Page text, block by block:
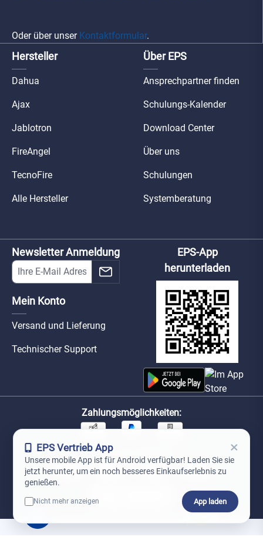
Oder über unser Kontaktformular.
Hersteller
Dahua
Ajax
Jablotron
FireAngel
TecnoFire
Alle Hersteller
Über EPS
Ansprechpartner finden
Schulungs-Kalender
Download Center
Über uns
Schulungen
Systemberatung
Newsletter Anmeldung
Mein Konto
Versand und Lieferung
Technischer Support
EPS-App
herunterladen
Zahlungsmöglichkeiten:
Unsere Versandpartner:
EPS Vertrieb App ×
Unsere mobile App ist für Android verfügbar! Laden Sie sie
jetzt herunter, um ein noch besseres Einkaufserlebnis zu
genießen.
Nicht mehr anzeigen App laden